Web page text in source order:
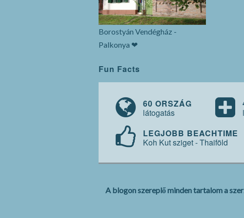
Borostyán Vendégház -
Palkonya ❤
Fun Facts
60 ORSZÁG
látogatás
LEGJOBB BEACHTIME
Koh Kut sziget - Thaiföld
A blogon szereplő minden tartalom a